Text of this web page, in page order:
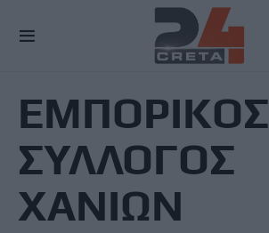
ΕΜΠΟΡΙΚΟΣ
ΣΥΛΛΟΓΟΣ
ΧΑΝΙΩΝ